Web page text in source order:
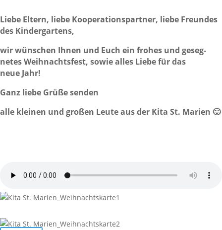
Liebe Eltern, liebe Koope­ra­ti­ons­partner, liebe Freundes
des Kindergartens,
wir wünschen Ihnen und Euch ein frohes und geseg­
netes Weih­nachts­fest, sowie alles Liebe für das
neue Jahr!
Ganz liebe Grüße senden
alle kleinen und großen Leute aus der Kita St. Marien 🙂